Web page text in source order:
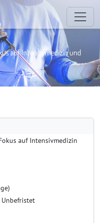
auf Intensivmedizin und
auf Intensivmedizin